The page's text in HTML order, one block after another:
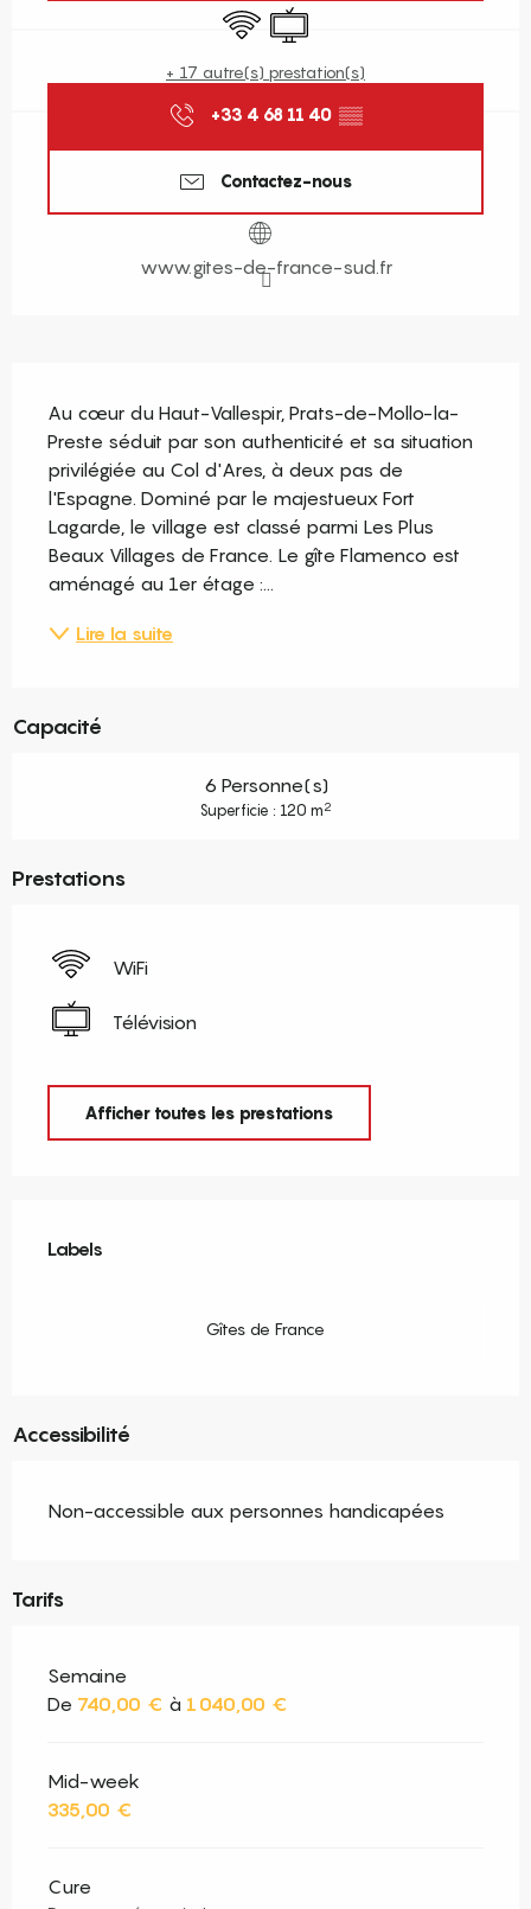
WiFi Télévision
+ 17 autre(s) prestation(s)
+33 4 68 11 40 ▒▒
Contactez-nous
www.gites-de-france-sud.fr
Au cœur du Haut-Vallespir, Prats-de-Mollo-la-
Preste séduit par son authenticité et sa situation
privilégiée au Col d'Ares, à deux pas de
l'Espagne. Dominé par le majestueux Fort
Lagarde, le village est classé parmi Les Plus
Beaux Villages de France. Le gîte Flamenco est
aménagé au 1er étage :...
Lire la suite
Capacité
6 Personne(s)
Superficie : 120 m2
Prestations
WiFi
Télévision
Afficher toutes les prestations
Labels
Labels
Gîtes de France
Accessibilité
Non-accessible aux personnes handicapées
Tarifs
Semaine
De 740,00 € à 1 040,00 €
Mid-week
335,00 €
Cure